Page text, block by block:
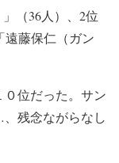
（36人）、2位
遠藤保仁（ガン
位だった。サン
残念ながらなし